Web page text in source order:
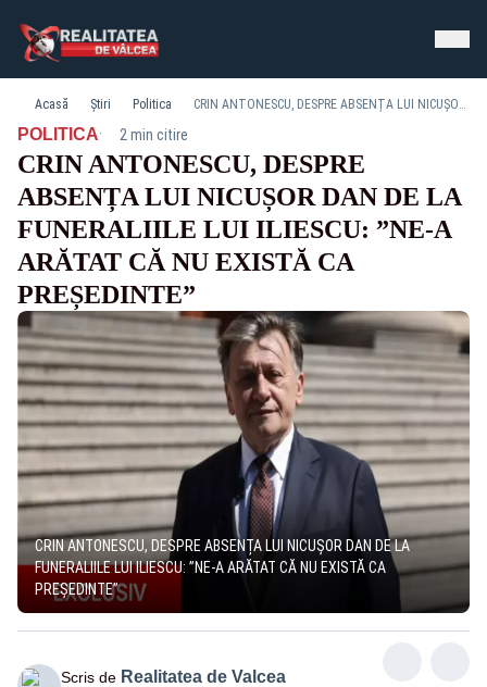
Acasă Știri Politica CRIN ANTONESCU, DESPRE ABSENȚA LUI NICUȘOR DAN DE LA FUNERALIILE LUI ILIESCU: ”NE-A ARĂTAT CĂ NU EXISTĂ CA PREȘEDINTE”
POLITICA· 2 min citire
CRIN ANTONESCU, DESPRE
ABSENȚA LUI NICUȘOR DAN DE LA
FUNERALIILE LUI ILIESCU: ”NE-A
ARĂTAT CĂ NU EXISTĂ CA
PREȘEDINTE”
CRIN ANTONESCU, DESPRE ABSENȚA LUI NICUȘOR DAN DE LA
FUNERALIILE LUI ILIESCU: ”NE-A ARĂTAT CĂ NU EXISTĂ CA
PREȘEDINTE”
Scris de Realitatea de Valcea